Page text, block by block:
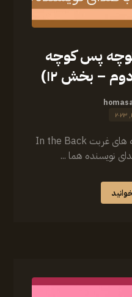
پس کوچه
– بخش ۱۲)
کتاب صوتی در کوچه پس کوچه های غربت In the Back